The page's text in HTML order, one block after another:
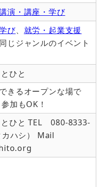
演・講座・学び
び、 就労・起業支援
じジャンルのイベント
ひと
きるオープンな場で
加もOK！
とひと TEL 080-8333-
カハシ） Mail